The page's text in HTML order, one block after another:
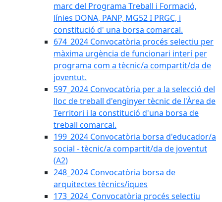
marc del Programa Treball i Formació,
línies DONA, PANP, MG52 I PRGC, i
constitució d' una borsa comarcal.
674_2024 Convocatòria procés selectiu per
màxima urgència de funcionari interí per
programa com a tècnic/a compartit/da de
joventut.
597_2024 Convocatòria per a la selecció del
lloc de treball d'enginyer tècnic de l'Àrea de
Territori i la constitució d'una borsa de
treball comarcal.
199_2024 Convocatòria borsa d'educador/a
social - tècnic/a compartit/da de joventut
(A2)
248_2024 Convocatòria borsa de
arquitectes tècnics/iques
173_2024_Convocatòria procés selectiu